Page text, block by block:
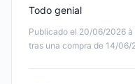
Publicado el 20/06/2026 à
tras una compra de 14/06/
Todo genial